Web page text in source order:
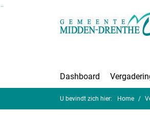
Dashboard
U bevindt zich hier: Home